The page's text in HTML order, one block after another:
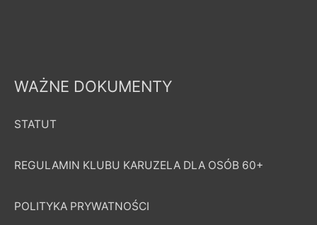
WAŻNE DOKUMENTY
STATUT
REGULAMIN KLUBU KARUZELA DLA OSÓB 60+
POLITYKA PRYWATNOŚCI